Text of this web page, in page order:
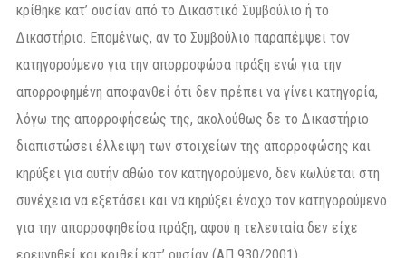
κρίθηκε κατ’ ουσίαν από το Δικαστικό Συμβούλιο ή το
Δικαστήριο. Επομένως, αν το Συμβούλιο παραπέμψει τον
κατηγορούμενο για την απορροφώσα πράξη ενώ για την
απορροφημένη αποφανθεί ότι δεν πρέπει να γίνει κατηγορία,
λόγω της απορροφήσεώς της, ακολούθως δε το Δικαστήριο
διαπιστώσει έλλειψη των στοιχείων της απορροφώσης και
κηρύξει για αυτήν αθώο τον κατηγορούμενο, δεν κωλύεται στη
συνέχεια να εξετάσει και να κηρύξει ένοχο τον κατηγορούμενο
για την απορροφηθείσα πράξη, αφού η τελευταία δεν είχε